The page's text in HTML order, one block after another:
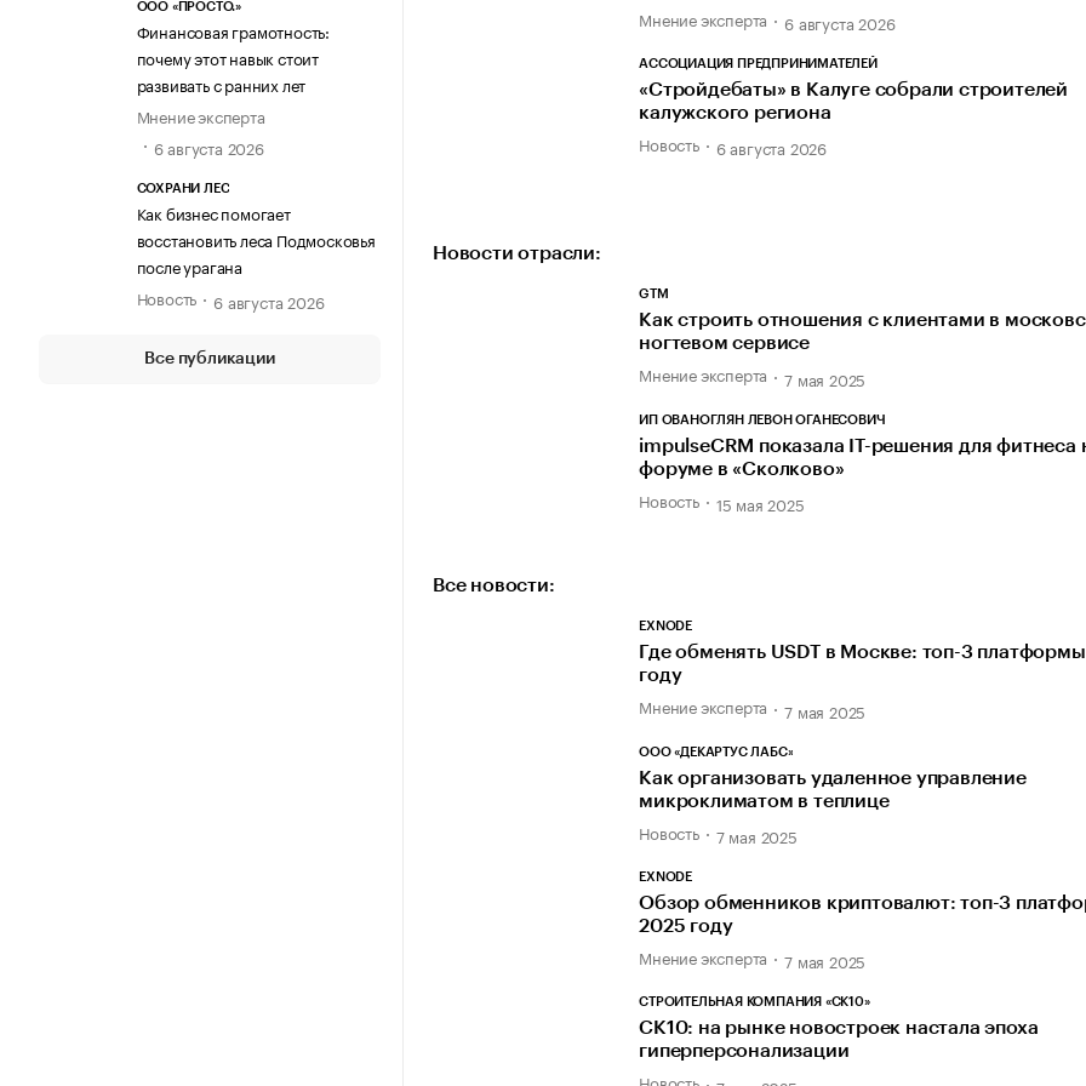
ООО «ПРОСТО.»
Финансовая грамотность:
почему этот навык стоит
развивать с ранних лет
Мнение эксперта
6 августа 2026
СОХРАНИ ЛЕС
Как бизнес помогает
восстановить леса Подмосковья
после урагана
Новость
6 августа 2026
Все публикации
Мнение эксперта 6 августа 2026
АССОЦИАЦИЯ ПРЕДПРИНИМАТЕЛЕЙ
«Стройдебаты» в Калуге собрали строителей
калужского региона
Новость 6 августа 2026
Новости отрасли:
GTM
Как строить отношения с клиентами в
ногтевом сервисе
Мнение эксперта 7 мая 2025
ИП ОВАНОГЛЯН ЛЕВОН ОГАНЕСОВИЧ
impulseCRM показала IT-решения для фитнеса
форуме в «Сколково»
Новость 15 мая 2025
Все новости:
EXNODE
Где обменять USDT в Москве: топ-3
году
Мнение эксперта 7 мая 2025
ООО «ДЕКАРТУС ЛАБС»
Как организовать удаленное управление
микроклиматом в теплице
Новость 7 мая 2025
EXNODE
Обзор обменников криптовалют: топ-3
2025 году
Мнение эксперта 7 мая 2025
СТРОИТЕЛЬНАЯ КОМПАНИЯ «СК10»
СК10: на рынке новостроек настала эпоха
гиперперсонализации